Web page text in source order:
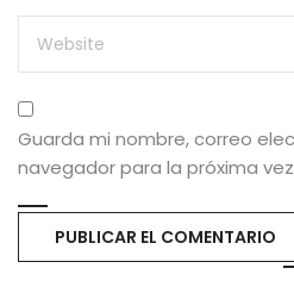
Guarda mi nombre, correo
navegador para la próxima